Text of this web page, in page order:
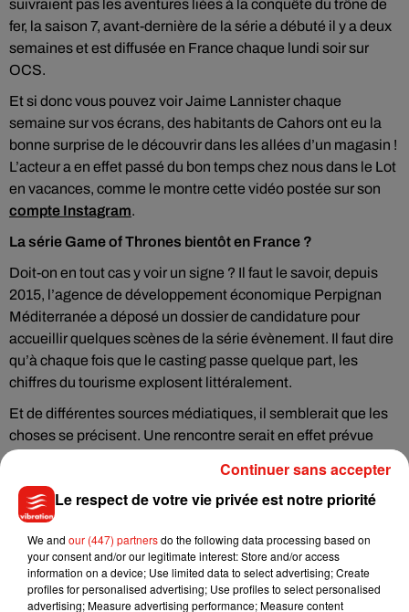
suivraient pas les aventures liées à la conquête du trône de
fer, la saison 7, avant-dernière de la série a débuté il y a deux
semaines et est diffusée en France chaque lundi soir sur
OCS.
Et si donc vous pouvez voir Jaime Lannister chaque
semaine sur vos écrans, des habitants de Cahors ont eu la
bonne surprise de le découvrir dans les allées d’un magasin !
L’acteur a en effet passé du bon temps chez nous dans le Lot
en vacances, comme le montre cette vidéo postée sur son
compte Instagram.
La série Game of Thrones bientôt en France ?
Doit-on en tout cas y voir un signe ? Il faut le savoir, depuis
2015, l’agence de développement économique Perpignan
Méditerranée a déposé un dossier de candidature pour
accueillir quelques scènes de la série évènement. Il faut dire
qu’à chaque fois que le casting passe quelque part, les
chiffres du tourisme explosent littéralement.
Et de différentes sources médiatiques, il semblerait que les
choses se précisent. Une rencontre serait en effet prévue
prochainement à Perpignan avec des représentants de la
Une chose est sûre, Game of Thrones joue avec nos nerfs.
8 pourrait néamoins être repoussée à 2019 ! Et si des
discussions sont en cours avec Perpignan, cela signifierait
bien que le tournage n’a pas commencé.
Le respect de votre vie privée est notre priorité
We and our (447) partnersdo the following data processing based on
your consent and/or our legitimate interest: Store and/or access
information on a device; Use limited data to select advertising; Create
profiles for personalised advertising; Use profiles to select personalised
advertising; Measure advertising performance; Measure content
Continuer sans accepter